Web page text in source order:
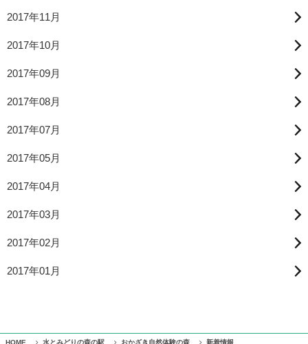
2017年11月
2017年10月
2017年09月
2017年08月
2017年07月
2017年05月
2017年04月
2017年03月
2017年02月
2017年01月
HOME 水とみどりの森の駅 おかざき自然体験の森 新着情報